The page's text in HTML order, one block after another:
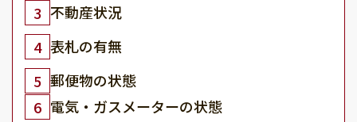
3 不動産状況
4 表札の有無
5 郵便物の状態
6 電気・ガスメーターの状態